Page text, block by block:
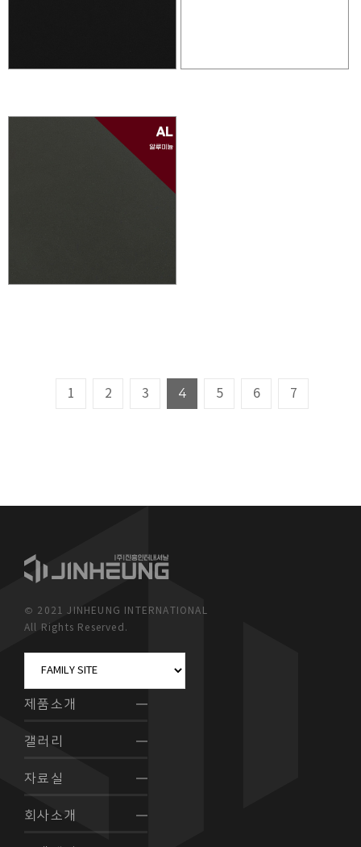
1 2 3 4 5 6 7
© 2021 JINHEUNG INTERNATIONAL
All Rights Reserved.
제품소개
갤러리
자료실
회사소개